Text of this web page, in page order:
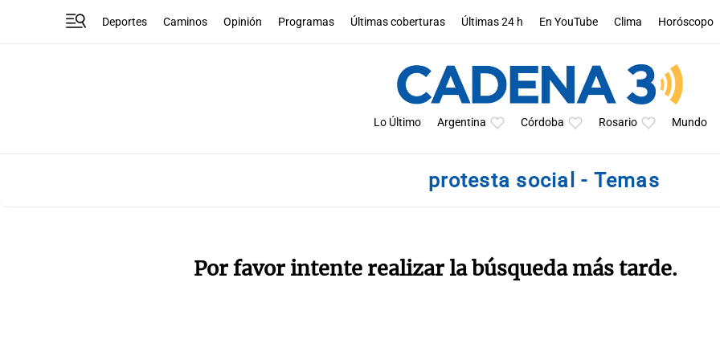
Deportes Caminos Opinión Programas Últimas coberturas Últimas 24 h En YouTube Clima Horóscopo
Lo Último Argentina Córdoba Rosario Mundo
protesta social - Temas
Por favor intente realizar la búsqueda más tarde.